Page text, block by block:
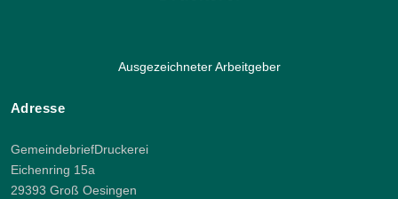
Ausgezeichneter Arbeitgeber
Adresse
GemeindebriefDruckerei
Eichenring 15a
29393 Groß Oesingen